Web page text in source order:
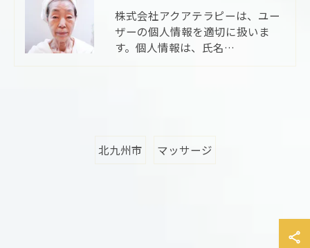
株式会社アクアテラピーは、ユー
ザーの個人情報を適切に扱いま
す。個人情報は、氏名…
北九州市 マッサージ